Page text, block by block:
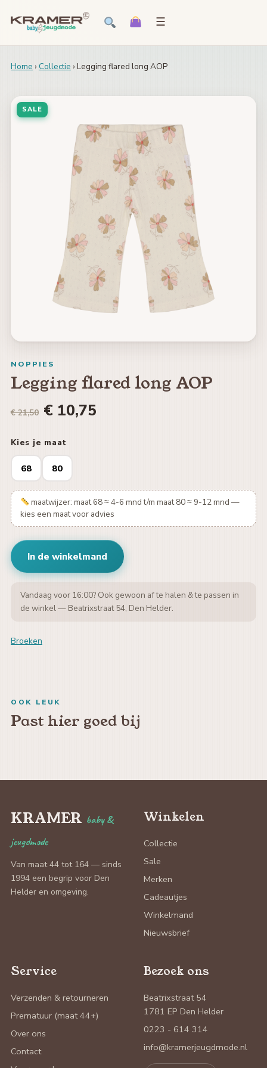
☰
Home › Collectie › Legging flared long AOP
SALE
NOPPIES
Legging flared long AOP
€ 21,50 € 10,75
Kies je maat
68 80
maatwijzer: maat 68 ≈ 4-6 mnd t/m maat 80 ≈ 9-12 mnd —
kies een maat voor advies
In de winkelmand
Vandaag voor 16:00? Ook gewoon af te halen & te passen in
de winkel — Beatrixstraat 54, Den Helder.
Broeken
OOK LEUK
Past hier goed bij
KRAMER baby &
jeugdmode
Van maat 44 tot 164 — sinds
1994 een begrip voor Den
Helder en omgeving.
Winkelen
Collectie
Sale
Merken
Cadeautjes
Winkelmand
Nieuwsbrief
Service
Verzenden & retourneren
Prematuur (maat 44+)
Over ons
Contact
Bezoek ons
Beatrixstraat 54
1781 EP Den Helder
0223 - 614 314
info@kramerjeugdmode.nl